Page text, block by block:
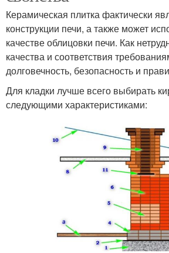
Керамическая плитка фактически
конструкции печи, а также может
качестве облицовки печи. Как
качества и соответствия
долговечность, безопасность и
Для кладки лучше всего выбирать
следующими характеристиками: